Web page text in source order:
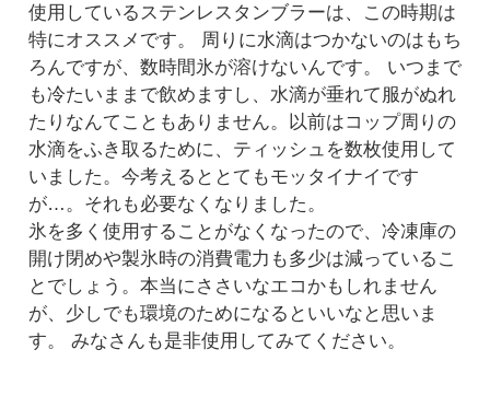
使用しているステンレスタンブラーは、この時期は
特にオススメです。 周りに水滴はつかないのはもち
ろんですが、数時間氷が溶けないんです。 いつまで
も冷たいままで飲めますし、水滴が垂れて服がぬれ
たりなんてこともありません。以前はコップ周りの
水滴をふき取るために、ティッシュを数枚使用して
いました。今考えるととてもモッタイナイです
が…。それも必要なくなりました。
氷を多く使用することがなくなったので、冷凍庫の
開け閉めや製氷時の消費電力も多少は減っているこ
とでしょう。本当にささいなエコかもしれません
が、少しでも環境のためになるといいなと思いま
す。 みなさんも是非使用してみてください。